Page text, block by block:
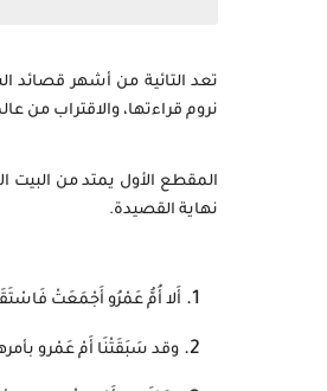
تعد التائية من أشهر قصائد
نروم قراءتها، والاقتراب من
المقطع الأول يمتد من البيت
نهاية القصيدة.
أَلا أُمُّ عَمْرُو أَجْمَعَتْ
وقد سَبَقَتْنَا أَمْ عَمْرو